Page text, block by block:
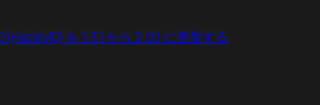
を 1.3.1 から 2.0.1 に更新する